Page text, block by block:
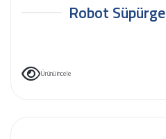
Robot Süpürge
Ürünü incele